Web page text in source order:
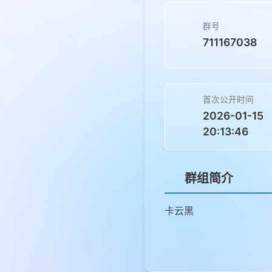
群号
711167038
首次公开时间
2026-01-15
20:13:46
群组简介
卡云黑